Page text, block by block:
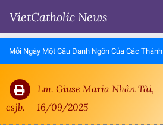
VietCatholic News
Mỗi Ngày Một Câu Danh Ngôn Của Các Thánh
Lm. Giuse Maria Nhân Tài,
csjb.
16/09/2025